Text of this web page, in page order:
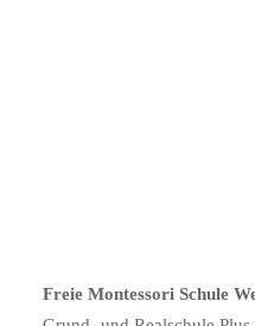
Freie Montessori Schule